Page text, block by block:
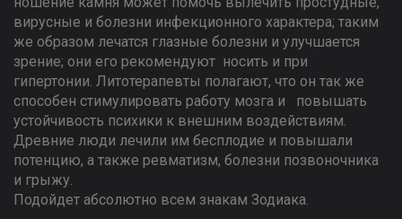
вирусные и болезни инфекционного характера; таким
же образом лечатся глазные болезни и улучшается
зрение; они его рекомендуют носить и при
гипертонии. Литотерапевты полагают, что он так же
способен стимулировать работу мозга и повышать
устойчивость психики к внешним воздействиям.
Древние люди лечили им бесплодие и повышали
потенцию, а также ревматизм, болезни позвоночника
и грыжу.
Подойдет абсолютно всем знакам Зодиака.